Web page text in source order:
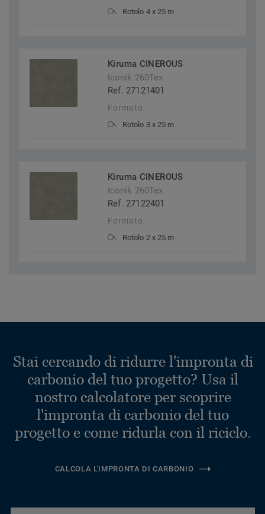
Rotolo 4 x 25 m
Kiruma CINEROUS
Iconik 260Tex
Ref. 27121401
Formato
Rotolo 3 x 25 m
Kiruma CINEROUS
Iconik 260Tex
Ref. 27122401
Formato
Rotolo 2 x 25 m
Stai cercando di ridurre l'impronta di
carbonio del tuo progetto? Usa il
nostro calcolatore per scoprire
l'impronta di carbonio del tuo
progetto e come ridurla con il riciclo.
CALCOLA L'IMPRONTA DI CARBONIO